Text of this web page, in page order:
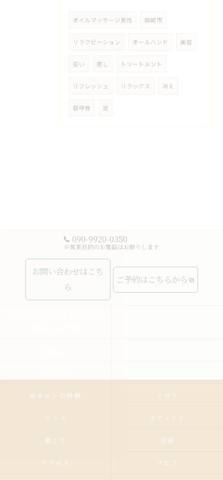
オイルマッサージ男性 岡崎市
リラクゼーション オールハンド 美容
安い 癒し トリートメント
リフレッシュ リラックス 冷え
肩甲骨 足
090-9920-0350
※営業目的のお電話はお断りします
お問い合わせはこち
ら
ご予約はこちらから
当サロンの特徴 アロマ
リンパ ボディケア
肩こり 出張
アクセス ブログ